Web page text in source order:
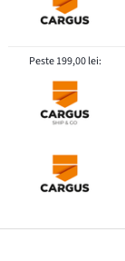
Peste 199,00 lei: